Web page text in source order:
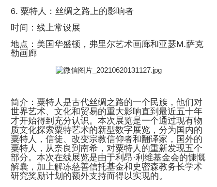
6. 粟特人：丝绸之路上的影响者
时间：线上常设展
地点：美国华盛顿，弗里尔艺术画廊和亚瑟M.萨克
勒画廊
简介：粟特人是古代丝绸之路的一个民族，他们对
世界艺术、文化和贸易的重大影响直到最近五十年
才开始得到充分认识。本次展览是一个通过现有物
质文化探索粟特艺术的新型数字展览，分为国内的
粟特人，信徒、改变宗教信仰者和翻译家，国外的
粟特人，从奈良到南希，对粟特人的重新发现五个
部分。本次在线展览是由于利昂·利维基金会的慷慨
解囊，加上解冻慈善信托基金和史密森教务长学术
研究奖励计划的额外支持而得以实现的。